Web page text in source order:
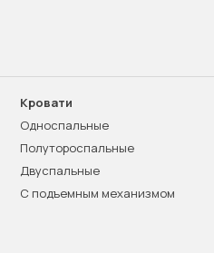
Кровати
Односпальные
Полутороспальные
Двуспальные
С подъемным механизмом